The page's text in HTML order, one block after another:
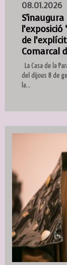
08.01.2026
S'inaugura
de
Comarcal
La Casa de la
del dijous 8 de
la...